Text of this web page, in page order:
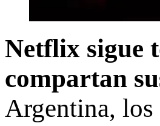
Netflix sigue
compartan
Argentina,